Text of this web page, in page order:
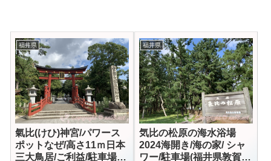
福井県
氣比(けひ)神宮/パワース
ポットなぜ/高さ11ｍ日本
三大鳥居/ご利益/駐車場
福井県
気比の松原の海水浴場
2024海開き/海の家/ シャ
ワー/駐車場(福井県敦賀